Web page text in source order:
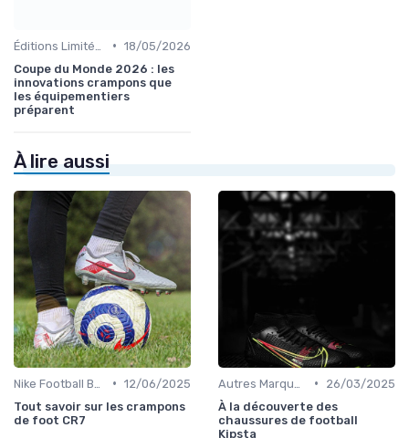
• 18/05/2026
Coupe du Monde 2026 : les
innovations crampons que
les équipementiers
préparent
À lire aussi
• 12/06/2025
Tout savoir sur les crampons
de foot CR7
•
26/03/2025
À la découverte des
chaussures de football
Kipsta